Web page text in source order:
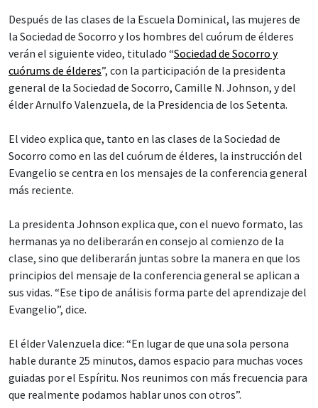
Después de las clases de la Escuela Dominical, las mujeres de
la Sociedad de Socorro y los hombres del cuórum de élderes
verán el siguiente video, titulado “Sociedad de Socorro y
cuórums de élderes”, con la participación de la presidenta
general de la Sociedad de Socorro, Camille N. Johnson, y del
élder Arnulfo Valenzuela, de la Presidencia de los Setenta.
El video explica que, tanto en las clases de la Sociedad de
Socorro como en las del cuórum de élderes, la instrucción del
Evangelio se centra en los mensajes de la conferencia general
más reciente.
La presidenta Johnson explica que, con el nuevo formato, las
hermanas ya no deliberarán en consejo al comienzo de la
clase, sino que deliberarán juntas sobre la manera en que los
principios del mensaje de la conferencia general se aplican a
sus vidas. “Ese tipo de análisis forma parte del aprendizaje del
Evangelio”, dice.
El élder Valenzuela dice: “En lugar de que una sola persona
hable durante 25 minutos, damos espacio para muchas voces
guiadas por el Espíritu. Nos reunimos con más frecuencia para
que realmente podamos hablar unos con otros”.